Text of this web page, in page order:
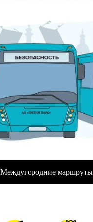
Междугородние маршруты